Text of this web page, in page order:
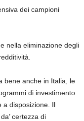
dei campioni
nella eliminazione degli
bene anche in Italia, le
di investimento
a disposizione. Il
certezza di